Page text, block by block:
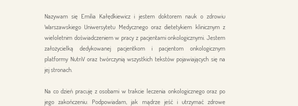
Nazywam się Emilia Kałędkiewicz i jestem doktorem nauk o zdrowiu
Warszawskiego Uniwersytetu Medycznego oraz dietetykiem klinicznym z
wieloletnim doświadczeniem w pracy z pacjentami onkologicznymi. Jestem
założycielką dedykowanej pacjentkom i pacjentom onkologicznym
platformy NutriV oraz twórczynią wszystkich tekstów pojawiających się na
jej stronach.
Na co dzień pracuję z osobami w trakcie leczenia onkologicznego oraz po
jego zakończeniu. Podpowiadam, jak mądrze jeść i utrzymać zdrowe